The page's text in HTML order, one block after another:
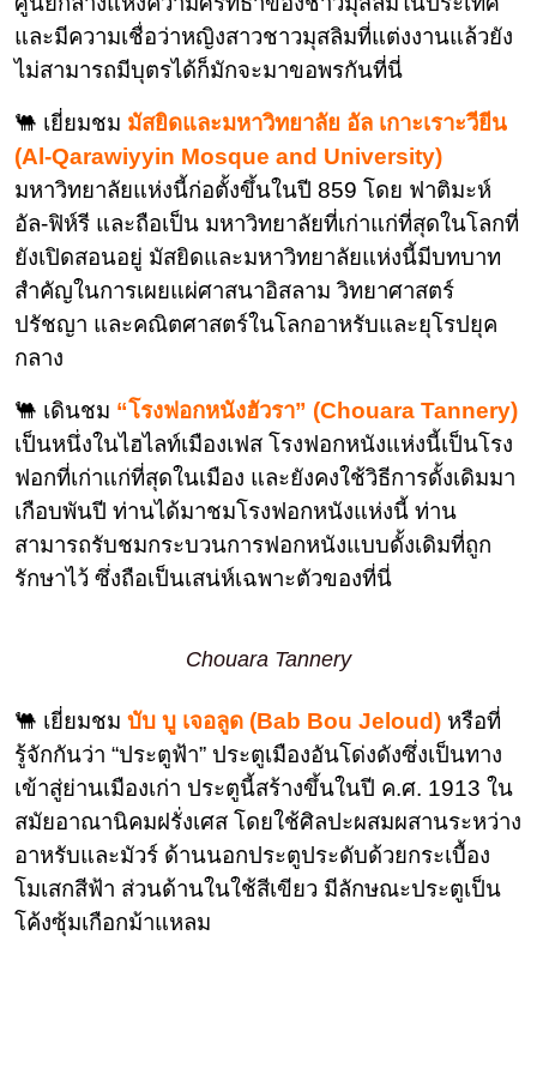
และมีความเชื่อว่าหญิงสาวชาวมุสลิมที่แต่งงานแล้วยัง
ไม่สามารถมีบุตรได้ก็มักจะมาขอพรกันที่นี่
🐫 เยี่ยมชม มัสยิดและมหาวิทยาลัย อัล เกาะเราะวียีน
(Al-Qarawiyyin Mosque and University)
มหาวิทยาลัยแห่งนี้ก่อตั้งขึ้นในปี 859 โดย ฟาติมะห์
อัล-ฟิห์รี และถือเป็น มหาวิทยาลัยที่เก่าแก่ที่สุดในโลกที่
ยังเปิดสอนอยู่ มัสยิดและมหาวิทยาลัยแห่งนี้มีบทบาท
สำคัญในการเผยแผ่ศาสนาอิสลาม วิทยาศาสตร์
ปรัชญา และคณิตศาสตร์ในโลกอาหรับและยุโรปยุค
กลาง
🐫 เดินชม “โรงฟอกหนังฮัวรา” (Chouara Tannery)
เป็นหนึ่งในไฮไลท์เมืองเฟส โรงฟอกหนังแห่งนี้เป็นโรง
ฟอกที่เก่าแก่ที่สุดในเมือง และยังคงใช้วิธีการดั้งเดิมมา
เกือบพันปี ท่านได้มาชมโรงฟอกหนังแห่งนี้ ท่าน
สามารถรับชมกระบวนการฟอกหนังแบบดั้งเดิมที่ถูก
รักษาไว้ ซึ่งถือเป็นเสน่ห์เฉพาะตัวของที่นี่
Chouara Tannery
🐫 เยี่ยมชม บับ บู เจอลูด (Bab Bou Jeloud) หรือที่
รู้จักกันว่า “ประตูฟ้า” ประตูเมืองอันโด่งดังซึ่งเป็นทาง
เข้าสู่ย่านเมืองเก่า ประตูนี้สร้างขึ้นในปี ค.ศ. 1913 ใน
สมัยอาณานิคมฝรั่งเศส โดยใช้ศิลปะผสมผสานระหว่าง
อาหรับและมัวร์ ด้านนอกประตูประดับด้วยกระเบื้อง
โมเสกสีฟ้า ส่วนด้านในใช้สีเขียว มีลักษณะประตูเป็น
โค้งซุ้มเกือกม้าแหลม